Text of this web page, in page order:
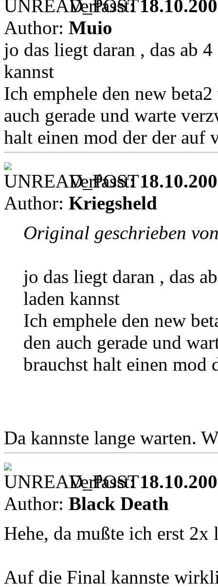
Verfasst:
Author: Muio
jo das liegt daran , das ab
kannst
Ich emphele den new
auch gerade und warte
halt einen mod der der auf
Verfasst:
Author: Kriegsheld
Original geschrieben
jo das liegt daran , das
laden kannst
Ich emphele den new
den auch gerade und
brauchst halt einen mod
Da kannste lange warten.
Verfasst:
Author: Black Death
Hehe, da mußte ich erst
Auf die Final kannste